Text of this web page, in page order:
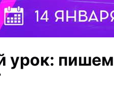
урок: пишем